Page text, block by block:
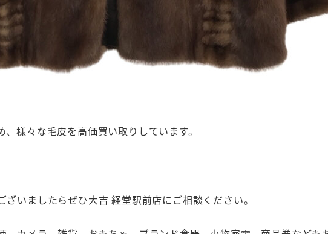
様々な毛皮を高価買い取りしています。
いましたらぜひ大吉 経堂駅前店にご相談ください。